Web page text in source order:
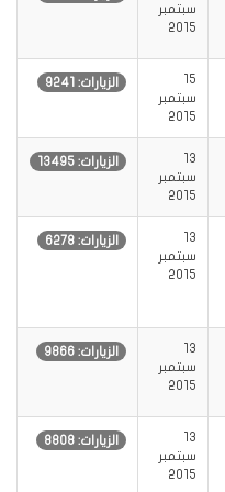
سبتمبر
2015
15
سبتمبر
2015
الزيارات: 9241
13
سبتمبر
2015
الزيارات: 13495
13
سبتمبر
2015
الزيارات: 6278
13
سبتمبر
2015
الزيارات: 9866
13
سبتمبر
2015
الزيارات: 8808